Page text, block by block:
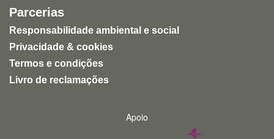
Parcerias
Responsabilidade ambiental e social
Privacidade & cookies
Termos e condições
Livro de reclamações
Apoio